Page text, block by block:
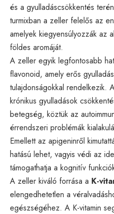
és a gyulladáscsökkentés
turmixban a zeller felelős az
amelyek kiegyensúlyozzák az
földes aromáját.
A zeller egyik legfontosabb
flavonoid, amely erős
tulajdonságokkal rendelkezik.
krónikus gyulladások
betegség, köztük az
érrendszeri problémák
Emellett az apigeninről
hatású lehet, vagyis védi az
támogathatja a kognitív
A zeller kiváló forrása a K-
elengedhetetlen a
egészségéhez. A K-vitamin